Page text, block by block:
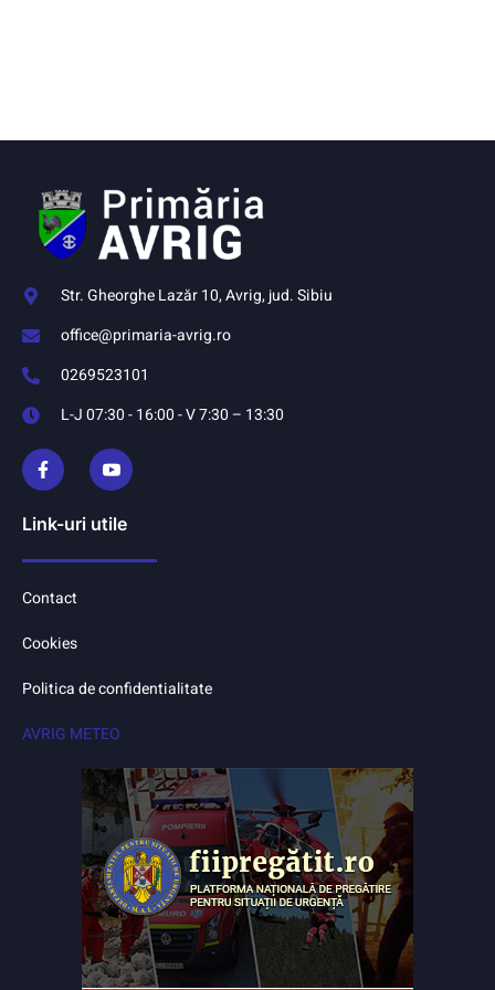
Str. Gheorghe Lazăr 10, Avrig, jud. Sibiu
office@primaria-avrig.ro
0269523101
L-J 07:30 - 16:00 - V 7:30 – 13:30
Link-uri utile
Contact
Cookies
Politica de confidentialitate
AVRIG METEO